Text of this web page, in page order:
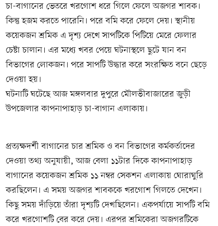
চা-বাগানের ভেতরে খরগোশ ধরে গিলে ফেলে অজগর শাবক।
কিন্তু হজম করতে পারেনি। পরে বমি করে ফেলে দেয়। স্থানীয়
কয়েকজন শ্রমিক এ দৃশ্য দেখে সাপটিকে পিটিয়ে মেরে ফেলার
চেষ্টা চালান। এর মধ্যে খবর পেয়ে ঘটনাস্থলে ছুটে যান বন
বিভাগের লোকজন। পরে সাপটি উদ্ধার করে সংরক্ষিত বনে ছেড়ে
দেওয়া হয়।
ঘটনাটি ঘটেছে আজ মঙ্গলবার দুপুরে মৌলভীবাজারের জুড়ী
উপজেলার কাপনাপাহাড় চা-বাগান এলাকায়।
প্রত্যক্ষদর্শী বাগানের চার শ্রমিক ও বন বিভাগের কর্মকর্তাদের
দেওয়া তথ্য অনুযায়ী, আজ বেলা ১১টার দিকে কাপনাপাহাড়
বাগানের কয়েকজন শ্রমিক ১১ নম্বর সেকশন এলাকায় ঘোরাঘুরি
করছিলেন। এ সময় অজগর শাবককে খরগোশ গিলতে দেখেন।
কিছু সময় দাঁড়িয়ে তাঁরা দৃশ্যটি দেখছিলেন। একপর্যায়ে সাপটি বমি
করে খরগোশটি বের করে দেয়। এরপর শ্রমিকেরা অজগরটিকে